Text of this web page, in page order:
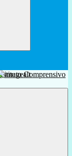
Istituto Comprensivo